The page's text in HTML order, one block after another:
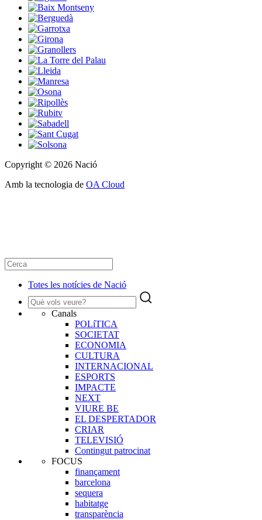
Copyright © 2026 Nació
Amb la tecnologia de OA Cloud
Totes les notícies de Nació
Canals
POLíTICA
SOCIETAT
ECONOMIA
CULTURA
INTERNACIONAL
ESPORTS
IMPACTE
NEXT
VIURE BE
EL DESPERTADOR
CRIAR
TELEVISIÓ
Contingut patrocinat
FOCUS
finançament
barcelona
sequera
habitatge
transparència